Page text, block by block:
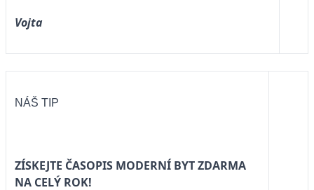
Vojta
NÁŠ TIP
ZÍSKEJTE ČASOPIS MODERNÍ BYTZDARMA
NA CELÝ ROK!